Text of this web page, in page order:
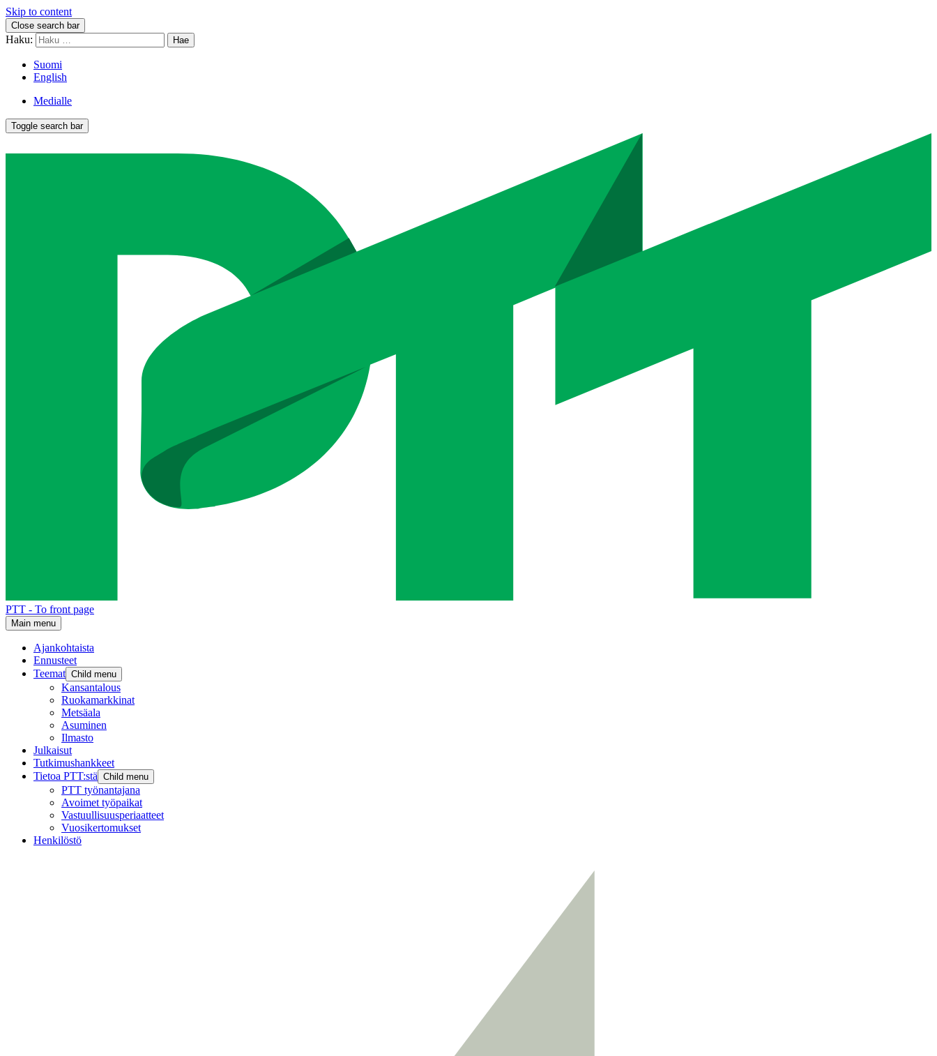
Skip to content
Close search bar
Haku:
Suomi
English
Medialle
Toggle search bar
PTT - To front page
Main menu
Ajankohtaista
Ennusteet
Teemat Child menu
Kansantalous
Ruokamarkkinat
Metsäala
Asuminen
Ilmasto
Julkaisut
Tutkimushankkeet
Tietoa PTT:stä Child menu
PTT työnantajana
Avoimet työpaikat
Vastuullisuusperiaatteet
Vuosikertomukset
Henkilöstö